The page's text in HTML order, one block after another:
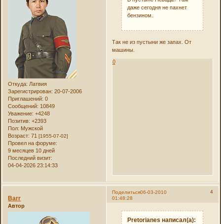
Откуда: Латвия
Зарегистрирован: 20-07-2006
Приглашений: 0
Сообщений: 10849
Уважение: +4248
Позитив: +2393
Пол: Мужской
Возраст: 71[1955-07-02]
Провел на форуме:
9 месяцев 10 дней
Последний визит:
04-04-2026 23:14:33
даже сегодня не пахнет
бензином.
Так не из пустыни же запах. От
машины.
0
Поделиться 4
06-03-2010
01:48:28
Barr
Автор
Pretorianes написал(а):